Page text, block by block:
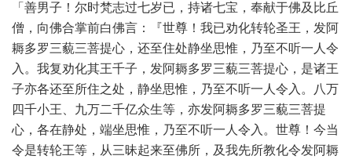
「善男子！尔时梵志过七岁已，持诸七宝，奉献于佛及比丘
僧，向佛合掌前白佛言：『世尊！我已劝化转轮圣王，发阿
耨多罗三藐三菩提心，还至住处静坐思惟，乃至不听一人令
入。我复劝化其王千子，发阿耨多罗三藐三菩提心，是诸王
子亦各还至所住之处，静坐思惟，乃至不听一人令入。八万
四千小王、九万二千亿众生等，亦发阿耨多罗三藐三菩提
心，各在静处，端坐思惟，乃至不听一人令入。世尊！今当
令是转轮王等，从三昧起来至佛所，及我先所教化令发阿耨